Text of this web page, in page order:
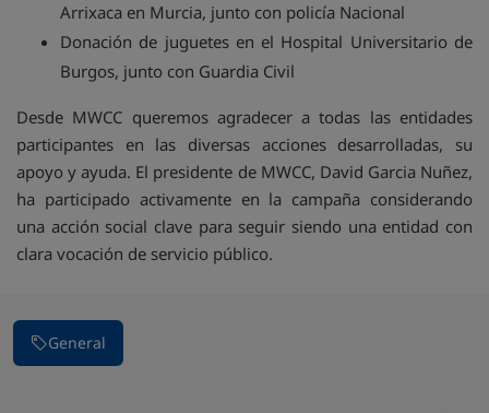
Arrixaca en Murcia, junto con policía Nacional
Donación de juguetes en el Hospital Universitario de
Burgos, junto con Guardia Civil
Desde MWCC queremos agradecer a todas las entidades
participantes en las diversas acciones desarrolladas, su
apoyo y ayuda. El presidente de MWCC, David Garcia Nuñez,
ha participado activamente en la campaña considerando
una acción social clave para seguir siendo una entidad con
clara vocación de servicio público.
General